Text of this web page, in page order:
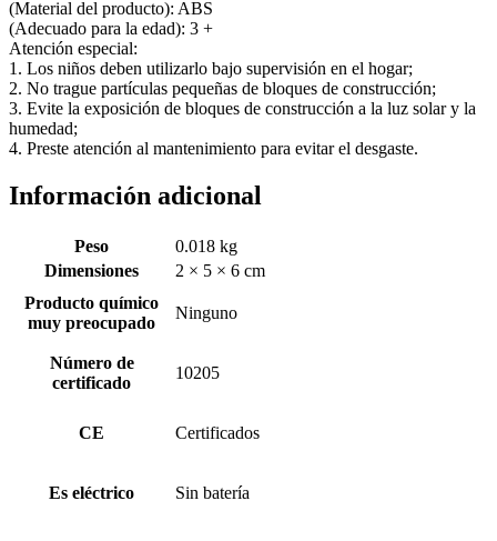
(Material del producto): ABS
(Adecuado para la edad): 3 +
Atención especial:
1. Los niños deben utilizarlo bajo supervisión en el hogar;
2. No trague partículas pequeñas de bloques de construcción;
3. Evite la exposición de bloques de construcción a la luz solar y la
humedad;
4. Preste atención al mantenimiento para evitar el desgaste.
Información adicional
Peso
0.018 kg
Dimensiones
2 × 5 × 6 cm
Producto químico
muy preocupado
Ninguno
Número de
certificado
10205
CE Certificados
Es eléctrico Sin batería